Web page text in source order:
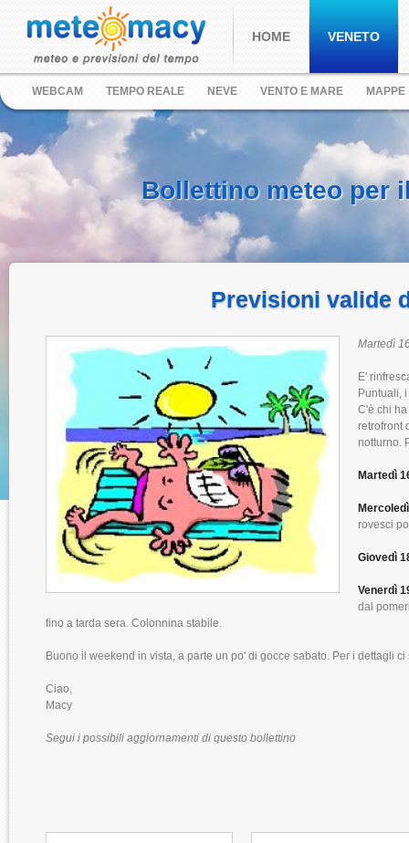
HOME VENETO
WEBCAM TEMPO REALE NEVE VENTO E MARE MAPPE
Bollettino meteo per
Previsioni valide
Martedì
E'
Puntuali,
C'è chi
retrofront
notturno.
Martedì
rovesci
Giovedì
Venerdì
dal
fino a tarda sera. Colonnina stabile.
Buono il weekend in vista, a parte un po' di gocce sabato. Per i dettagli
Ciao,
Macy
Segui i possibili aggiornamenti di questo bollettino